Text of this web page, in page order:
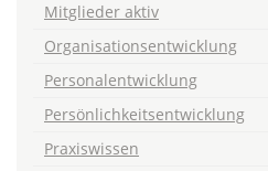
Mitglieder aktiv
Organisationsentwicklung
Personalentwicklung
Persönlichkeitsentwicklung
Praxiswissen